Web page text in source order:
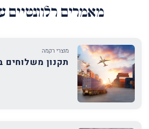
מאמרים רלוונטיים
מוצרי רקמה
תקנון משלוחים